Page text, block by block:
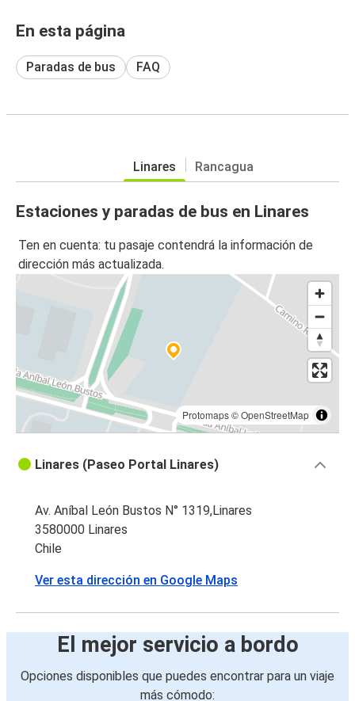
En esta página
Paradas de bus FAQ
Linares Rancagua
Estaciones y paradas de bus en Linares
Ten en cuenta: tu pasaje contendrá la información de
dirección más actualizada.
Protomaps©OpenStreetMap
Linares (Paseo Portal Linares)
Av. Aníbal León Bustos N° 1319,Linares
3580000 Linares
Chile
Ver esta dirección en Google Maps
El mejor servicio a bordo
Opciones disponibles que puedes encontrar para un viaje
más cómodo: